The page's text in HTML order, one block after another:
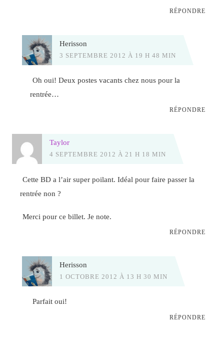
RÉPONDRE
Herisson
3 SEPTEMBRE 2012 À 19 H 48 MIN
Oh oui! Deux postes vacants chez nous pour la
rentrée…
RÉPONDRE
Taylor
4 SEPTEMBRE 2012 À 21 H 18 MIN
Cette BD a l’air super poilant. Idéal pour faire passer la
rentrée non ?
Merci pour ce billet. Je note.
RÉPONDRE
Herisson
1 OCTOBRE 2012 À 13 H 30 MIN
Parfait oui!
RÉPONDRE